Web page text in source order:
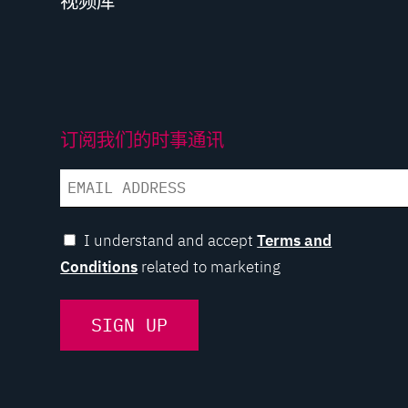
订阅我们的时事通讯
EMAIL
I understand and acceptTerms and
Conditions related to marketing
SIGN UP